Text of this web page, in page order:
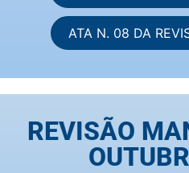
ATA N. 08 DA
REVISÃO